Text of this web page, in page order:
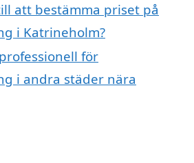
att bestämma priset på
i Katrineholm?
för
i andra städer nära